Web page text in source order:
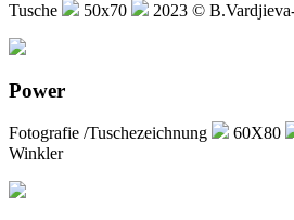
Tusche 50x70 2023 ©
Power
Fotografie /Tuschezeichnung 60X80
Winkler